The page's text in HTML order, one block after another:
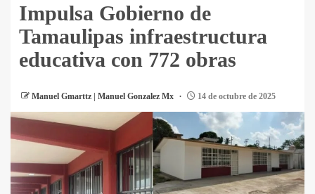
Impulsa Gobierno de
Tamaulipas infraestructura
educativa con 772 obras
Manuel Gmarttz | Manuel Gonzalez Mx 14 de octubre de 2025